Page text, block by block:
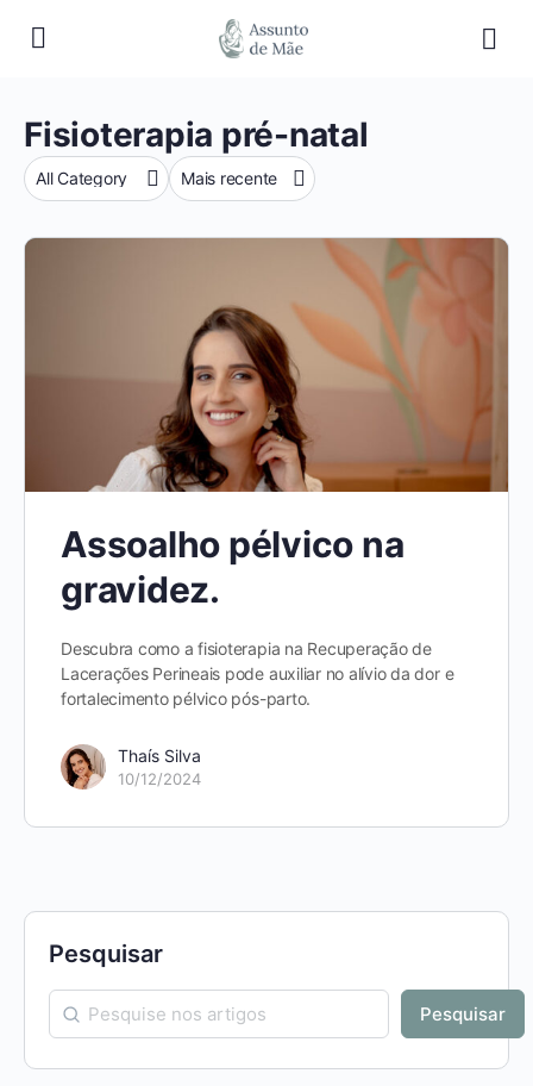
Fisioterapia pré-natal
Categoria
Sort
Assoalho pélvico na
gravidez.
Descubra como a fisioterapia na Recuperação de
Lacerações Perineais pode auxiliar no alívio da dor e
fortalecimento pélvico pós-parto.
Thaís Silva
10/12/2024
Pesquisar
Pesquisar